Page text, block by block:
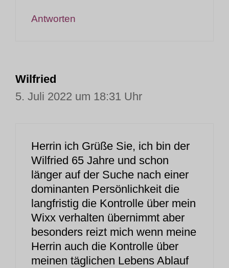
Antworten
Wilfried
5. Juli 2022 um 18:31 Uhr
Herrin ich Grüße Sie, ich bin der
Wilfried 65 Jahre und schon
länger auf der Suche nach einer
dominanten Persönlichkeit die
langfristig die Kontrolle über mein
Wixx verhalten übernimmt aber
besonders reizt mich wenn meine
Herrin auch die Kontrolle über
meinen täglichen Lebens Ablauf